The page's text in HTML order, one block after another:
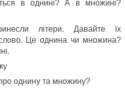
в однині? А в множині?
літери. Давайте їх
Це однина чи множина?
однину та множину?